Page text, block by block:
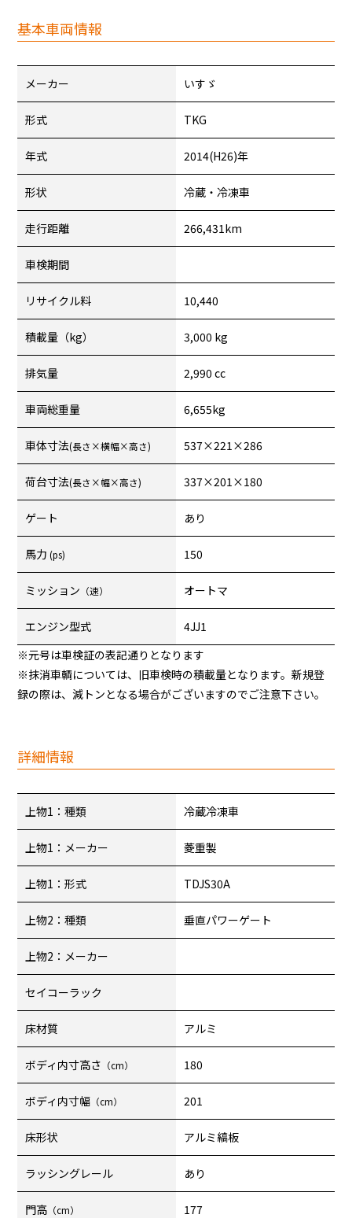
基本車両情報
メーカー いすゞ
形式 TKG
年式 2014(H26)年
形状 冷蔵・冷凍車
走行距離 266,431km
車検期間
リサイクル料 10,440
積載量（kg） 3,000 kg
排気量 2,990 cc
車両総重量 6,655kg
車体寸法(長さ×横幅×高さ) 537×221×286
荷台寸法(長さ×幅×高さ) 337×201×180
ゲート あり
馬力 (ps) 150
ミッション （速） オートマ
エンジン型式
4JJ1
※元号は車検証の表記通りとなります
※抹消車輌については、旧車検時の積載量となります。新規登
録の際は、減トンとなる場合がございますのでご注意下さい。
詳細情報
上物1：種類 冷蔵冷凍車
上物1：メーカー 菱重製
上物1：形式 TDJS30A
上物2：種類 垂直パワーゲート
上物2：メーカー
セイコーラック
床材質 アルミ
ボディ内寸高さ （cm） 180
ボディ内寸幅 （cm） 201
床形状 アルミ縞板
ラッシングレール あり
門高 （cm） 177